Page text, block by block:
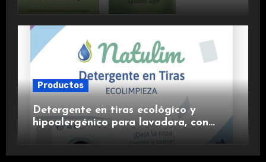
Productos
Detergente en tiras ecológico y
hipoalergénico para lavadora, con
suavizante incluido y fragancia de